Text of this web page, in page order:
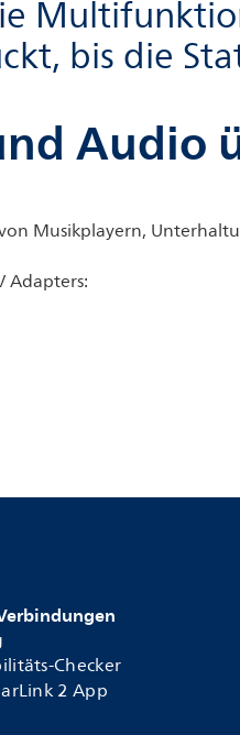
bis die
Audio
Musikplayern,
Adapters:
Checker
2 App